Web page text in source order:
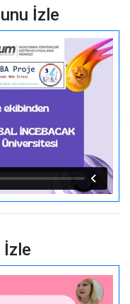
İzle
İzle